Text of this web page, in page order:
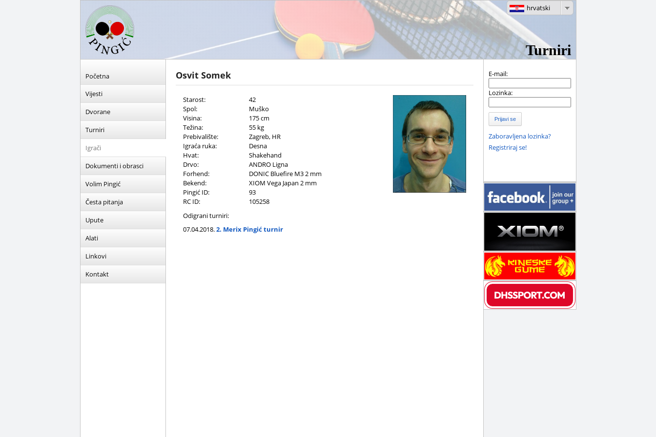
Turniri
hrvatski
Početna
Vijesti
Dvorane
Turniri
Igrači
Dokumenti i obrasci
Volim Pingić
Česta pitanja
Upute
Alati
Linkovi
Kontakt
Osvit Somek
Starost:
42
Spol:
Muško
Visina:
175 cm
Težina:
55 kg
Prebivalište:
Zagreb, HR
Igraća ruka:
Desna
Hvat:
Shakehand
Drvo:
ANDRO Ligna
Forhend:
DONIC Bluefire M3 2 mm
Bekend:
XIOM Vega Japan 2 mm
Pingić ID:
93
RC ID:
105258
Odigrani turniri:
07.04.2018.2. Merix Pingić turnir
E-mail:
Lozinka:
Prijavi se
Zaboravljena lozinka?
Registriraj se!